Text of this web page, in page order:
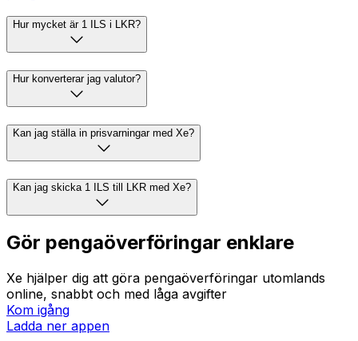
Hur mycket är 1 ILS i LKR?
Hur konverterar jag valutor?
Kan jag ställa in prisvarningar med Xe?
Kan jag skicka 1 ILS till LKR med Xe?
Gör pengaöverföringar enklare
Xe hjälper dig att göra pengaöverföringar utomlands
online, snabbt och med låga avgifter
Kom igång
Ladda ner appen